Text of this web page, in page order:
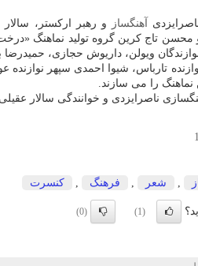
آهنگساز
و رهبر اركستر،
تاج كرین گروه تولید نماهنگ
ویولن، داریوش حجازی،
نوازنده تارباس، شیوا احمدی سپهر
را می سازند.
ناصرایزدی و خوانندگی سالار عقیلی اسفندماه
شعر فرهنگ كنسرت
(1)
(0)